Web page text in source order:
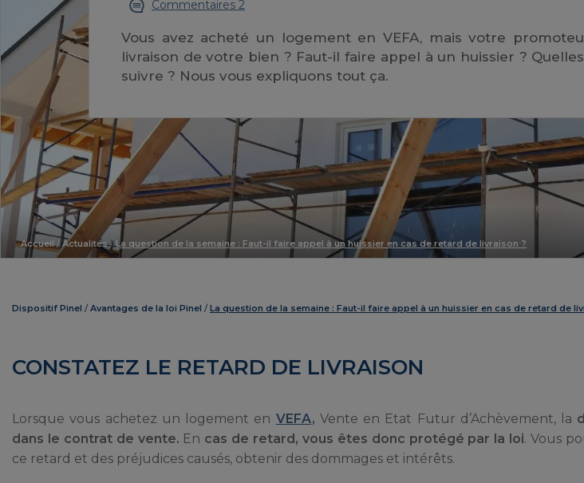
Commentaires 2
Vous avez acheté un logement en VEFA, mais votre
livraison de votre bien ? Faut-il faire appel à un huissier ?
suivre ? Nous vous expliquons tout ça.
Accueil/Actualités/La question de la semaine : Faut-il faire appel à un huissier en cas de retard de livraison ?
Dispositif Pinel Avantages de la loi Pinel La question de la semaine : Faut-il faire appel à un huissier en cas de retard de
CONSTATEZ LE RETARD DE LIVRAISON
Lorsque vous achetez un logement en VEFA, Vente en Etat Futur d’Achèvement, la
dans le contrat de vente. En cas de retard, vous êtes donc protégé par la loi. Vous
ce retard et des préjudices causés, obtenir des dommages et intérêts.